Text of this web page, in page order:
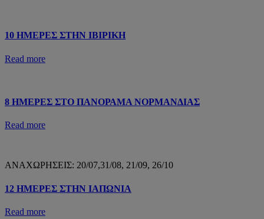
10 ΗΜΕΡΕΣ ΣΤΗΝ ΙΒΙΡΙΚΗ
Read more
8 ΗΜΕΡΕΣ ΣΤΟ ΠΑΝΟΡΑΜΑ ΝΟΡΜΑΝΔΙΑΣ
Read more
ΑΝΑΧΩΡΗΣΕΙΣ: 20/07,31/08, 21/09, 26/10
12 ΗΜΕΡΕΣ ΣΤΗΝ ΙΑΠΩΝΙΑ
Read more